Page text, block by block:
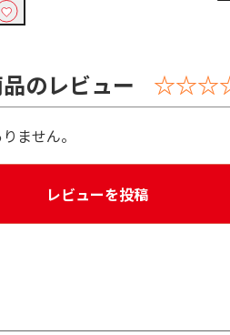
のレビュー
ません。
レビューを投稿